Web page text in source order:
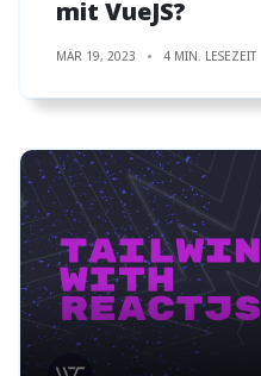
mit VueJS?
MÄR 19, 2023 4 MIN. LESEZEIT